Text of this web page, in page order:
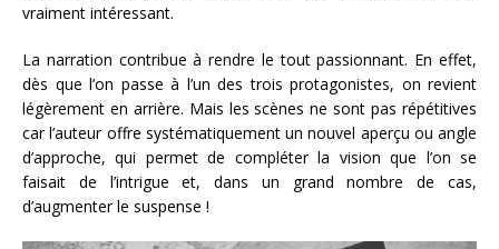
vraiment intéressant.
La narration contribue à rendre le tout passionnant. En effet,
dès que l’on passe à l’un des trois protagonistes, on revient
légèrement en arrière. Mais les scènes ne sont pas répétitives
car l’auteur offre systématiquement un nouvel aperçu ou angle
d’approche, qui permet de compléter la vision que l’on se
faisait de l’intrigue et, dans un grand nombre de cas,
d’augmenter le suspense !